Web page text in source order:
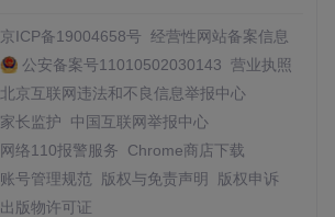
京ICP备19004658号 经营性网站备案信息
公安备案号11010502030143 营业执照
北京互联网违法和不良信息举报中心
家长监护
中国互联网举报中心
网络110报警服务
Chrome商店下载
账号管理规范
版权与免责声明
版权申诉
出版物许可证